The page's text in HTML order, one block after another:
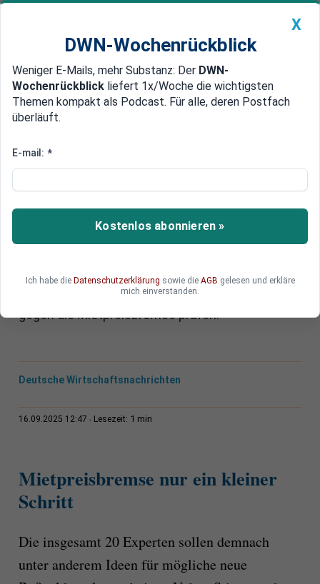
Newsticker MEIN DWN: Geldanlage Premium
Edelmetalle DWN-Magazin China
Mietrecht in Deutschland:
Arbeit auf
Im Bundesjustizministerium hat eine neue
Expertenkommission zum Mietrecht ihre Arbeit
das Gremium insbesondere Fragen zu
Sanktionen bei Mietwucher sowie Verstößen
gegen die Mietpreisbremse prüfen.
Deutsche Wirtschaftsnachrichten
16.09.2025 12:47 Lesezeit: 1 min
Mietpreisbremse nur ein kleiner
Schritt
Die insgesamt 20 Experten sollen demnach
unter anderem Ideen für mögliche neue
X
DWN-Wochenrückblick
Weniger E-Mails, mehr Substanz: Der DWN-
Wochenrückblick liefert 1x/Woche die wichtigsten
Themen kompakt als Podcast. Für alle, deren Postfach
überläuft.
E-mail: *
Kostenlos abonnieren »
Ich habe die Datenschutzerklärung sowie die AGB gelesen und erkläre
mich einverstanden.